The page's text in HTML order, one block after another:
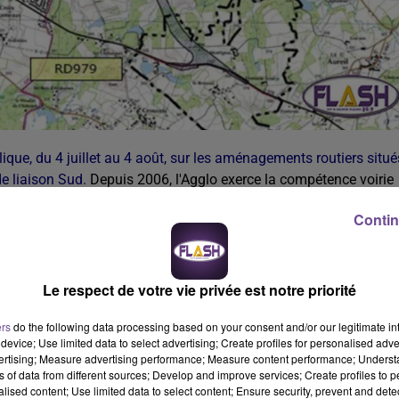
du 4 juillet au 4 août, sur les aménagements routiers
liaison Sud. Depuis 2006, l'Agglo exerce la compétence voirie
travaux d’aménagements auront pour objectifs :
l’A20 et la Voie de Liaison Sud
échangeur A20, giratoire de la Valoine)
aux équipements majeurs (CHU, Université)
parcs d’activités pour les acteurs économiques
public à l’élaboration de ce projet. La concertation se
ainsi qu’en mairies de Feytiat et de Limoges, du 4 juillet
au cours de la période de concertation. La première de
Le respect de votre vie privée est notre priorité
do the following data processing based on your consent and/or our legitimate
Use limited data to select advertising; Create profiles for personalised
Measure advertising performance; Measure content performance;
of data from different sources; Develop and improve services; Create profiles to
content; Use limited data to select content; Ensure security, prevent and